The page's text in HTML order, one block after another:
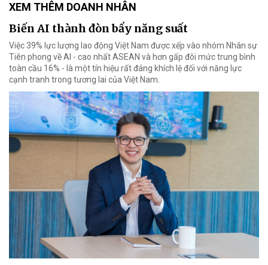
XEM THÊM DOANH NHÂN
Biến AI thành đòn bẩy năng suất
Việc 39% lực lượng lao động Việt Nam được xếp vào nhóm Nhân sự
Tiên phong về AI - cao nhất ASEAN và hơn gấp đôi mức trung bình
toàn cầu 16% - là một tín hiệu rất đáng khích lệ đối với năng lực
cạnh tranh trong tương lai của Việt Nam.